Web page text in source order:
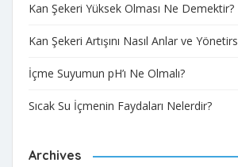
Kan Şekeri Yüksek Olması Ne Demektir?
Kan Şekeri Artışını Nasıl Anlar ve
İçme Suyumun pH’ı Ne Olmalı?
Sıcak Su İçmenin Faydaları Nelerdir?
Archives